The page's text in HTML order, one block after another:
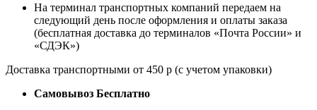
На терминал транспортных компаний передаем на
следующий день после оформления и оплаты заказа
(бесплатная доставка до терминалов «Почта России» и
«СДЭК»)
Доставка транспортными от 450 р (с учетом упаковки)
Самовывоз Бесплатно